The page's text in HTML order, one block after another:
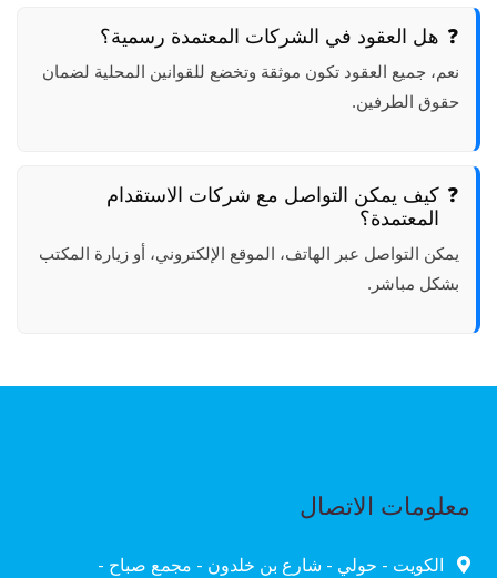
هل العقود في الشركات المعتمدة رسمية؟
نعم، جميع العقود تكون موثقة وتخضع للقوانين المحلية لضمان
حقوق الطرفين.
كيف يمكن التواصل مع شركات الاستقدام
المعتمدة؟
يمكن التواصل عبر الهاتف، الموقع الإلكتروني، أو زيارة المكتب
بشكل مباشر.
معلومات الاتصال
الكويت - حولي - شارع بن خلدون - مجمع صباح -